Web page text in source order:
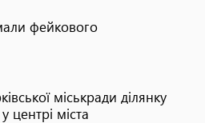
фейкового
міськради ділянку
центрі міста